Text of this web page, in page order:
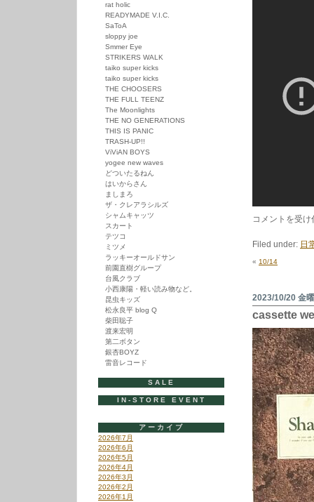
10/21
コメントを受
Filed under: 日
« 10/14
2023/10/20 金
cassette
rat holic
READYMADE V.I.C.
SaToA
sloppy joe
Smmer Eye
STRIKERS WALK
taiko super kicks
taiko super kicks
THE CHOOSERS
THE FULL TEENZ
The Moonlights
THE NO GENERATIONS
THIS IS PANIC
TRASH-UP!!
ViViAN BOYS
yogee new waves
どついたるねん
はいからさん
ましまろ
ザ・クレアラシルズ
シャムキャッツ
スカート
テツコ
ミツメ
ラッキーオールドサン
前園直樹グループ
台風クラブ
小西康陽・軽い読み物など。
昆虫キッズ
松永良平 blog Q
柴田聡子
渡来宏明
第二ボタン
銀杏BOYZ
雷音レコード
SALE
IN-STORE EVENT
アーカイブ
2026年7月
2026年6月
2026年5月
2026年4月
2026年3月
2026年2月
2026年1月